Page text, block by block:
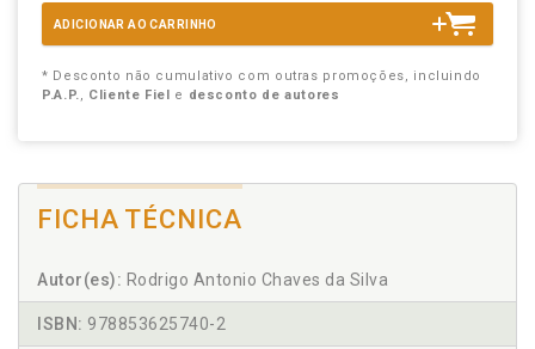
ADICIONAR AO CARRINHO
* Desconto não cumulativo com outras promoções, incluindo
P.A.P., Cliente Fiel e desconto de autores
FICHA TÉCNICA
Autor(es): Rodrigo Antonio Chaves da Silva
ISBN: 978853625740-2